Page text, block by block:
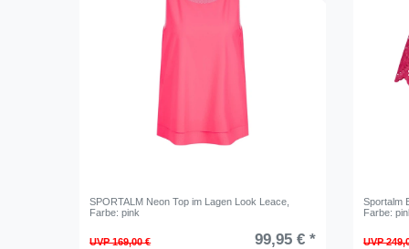
SPORTALM Neon Top im Lagen Look Leace
Farbe: pink
UVP 169,00 € 99,95 € *
Sportalm
Farbe:
UVP